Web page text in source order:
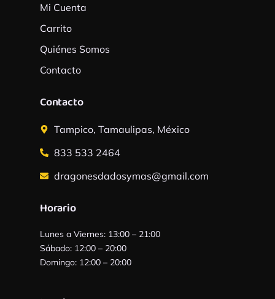
Mi Cuenta
Carrito
Quiénes Somos
Contacto
Contacto
Tampico, Tamaulipas, México
833 533 2464
dragonesdadosymas@gmail.com
Horario
Lunes a Viernes: 13:00 – 21:00
Sábado: 12:00 – 20:00
Domingo: 12:00 – 20:00